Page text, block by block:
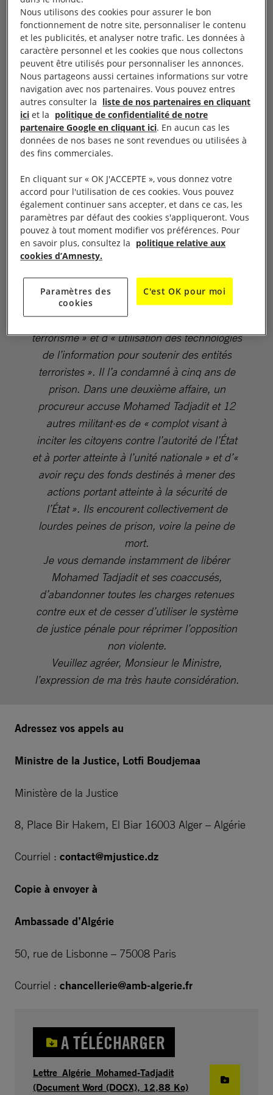
VOICI UNE SUGGESTION DE
MESSAGE.
Monsieur le Ministre,
Je vous exhorte à veiller à la libération
immédiate et inconditionnelle de Mohamed
Tadjadit, militant et poète, ainsi que de ses
12 coaccusés. Tous sont poursuivis sur la
base de charges uniquement liées à
d’expression et de réunion pacifique : des
publications sur réseaux sociaux et échanges
privés soutenant le mouvement Hirak et
critiquant la crise socio-économique
algérienne.
2025, le tribunal de première instance de
Dar El Beïda, à Alger, a déclaré Mohamed
Tadjadit coupable d’« apologie du
terrorisme » et d’« utilisation des technologies
de l’information pour soutenir des entités
terroristes ». Il l’a condamné à cinq ans de
prison. Dans une deuxième affaire, un
procureur accuse Mohamed Tadjadit et 12
autres militant·es de « complot visant à
inciter les citoyens contre l’autorité de l’État
et à porter atteinte à l’unité nationale » et d’«
avoir reçu des fonds destinés à mener des
actions portant atteinte à la sécurité de
l’État ». Ils encourent collectivement de
lourdes peines de prison, voire la peine de
mort.
Je vous demande instamment de libérer
Mohamed Tadjadit et ses coaccusés,
d’abandonner toutes les charges retenues
contre eux et de cesser d’utiliser le système
de justice pénale pour réprimer l’opposition
non violente.
Veuillez agréer, Monsieur le Ministre,
l’expression de ma très haute considération.
Adressez vos appels au
Ministre de la Justice, Lotfi Boudjemaa
Ministère de la Justice
8, Place Bir Hakem, El Biar 16003 Alger – Algérie
Courriel : contact@mjustice.dz
Copie à envoyer à
Ambassade d’Algérie
50, rue de Lisbonne – 75008 Paris
Courriel : chancellerie@amb-algerie.fr
A TÉLÉCHARGER
Lettre_Algérie_Mohamed-Tadjadit
(Document Word (DOCX), 12,88 Ko)
Nous utilisons des cookies pour assurer le bon
fonctionnement de notre site, personnaliser le contenu
et les publicités, et analyser notre trafic. Les données à
caractère personnel et les cookies que nous collectons
peuvent être utilisés pour personnaliser les annonces.
Nous partageons aussi certaines informations sur votre
navigation avec nos partenaires. Vous pouvez entres
autres consulter la liste de nos partenaires en cliquant
ici et la politique de confidentialité de notre
partenaire Google en cliquant ici. En aucun cas les
données de nos bases ne sont revendues ou utilisées à
des fins commerciales.
En cliquant sur « OK J'ACCEPTE », vous donnez votre
accord pour l'utilisation de ces cookies. Vous pouvez
également continuer sans accepter, et dans ce cas, les
paramètres par défaut des cookies s'appliqueront. Vous
pouvez à tout moment modifier vos préférences. Pour
en savoir plus, consultez la politique relative aux
cookies d’Amnesty.
Paramètres des
cookies
C'est OK pour moi